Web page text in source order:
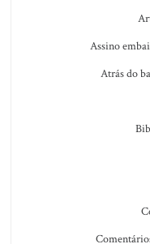
Assino
Atrás do